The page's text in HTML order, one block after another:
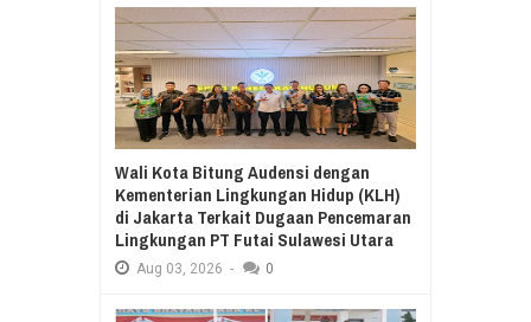
Wali Kota Bitung Audensi dengan
Kementerian Lingkungan Hidup (KLH)
di Jakarta Terkait Dugaan Pencemaran
Lingkungan PT Futai Sulawesi Utara
Aug 03, 2026 - 0